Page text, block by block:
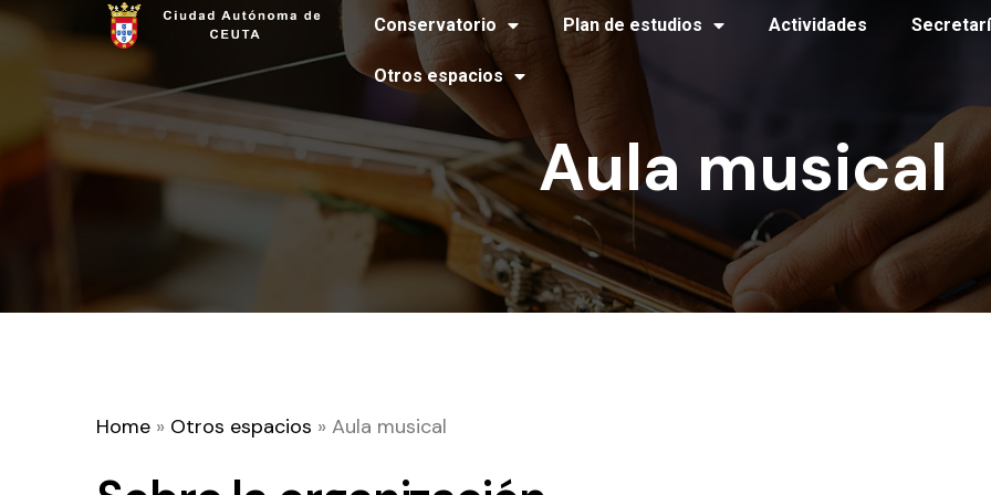
Conservatorio Plan de estudios Actividades
Otros espacios
Aula musical
Home » Otros espacios » Aula musical